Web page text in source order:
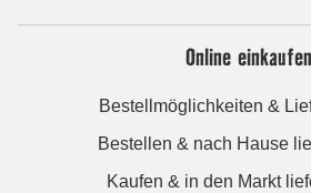
Online einkaufen
Bestellmöglichkeiten &
Bestellen & nach Hause
Kaufen & in den Markt